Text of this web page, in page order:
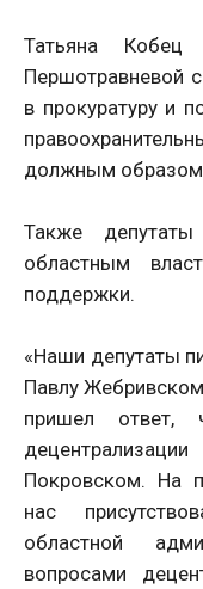
Татьяна Кобец
Першотравневой
в прокуратуру и
должным
Также
областным
поддержки.
«Наши депутаты
Павлу
пришел ответ,
Покровском. На
нас
областной
вопросами